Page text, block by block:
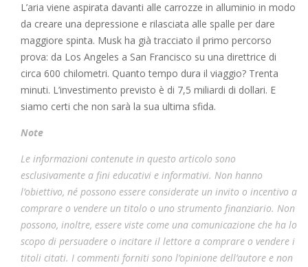
L’aria viene aspirata davanti alle carrozze in alluminio in modo
da creare una depressione e rilasciata alle spalle per dare
maggiore spinta. Musk ha già tracciato il primo percorso
prova: da Los Angeles a San Francisco su una direttrice di
circa 600 chilometri. Quanto tempo dura il viaggio? Trenta
minuti. L’investimento previsto è di 7,5 miliardi di dollari. E
siamo certi che non sarà la sua ultima sfida.
Note
Le informazioni contenute in questo articolo sono
esclusivamente a fini educativi e informativi. Non hanno
l’obiettivo, né possono essere considerate un invito o incentivo a
comprare o vendere un titolo o uno strumento finanziario. Non
possono, inoltre, essere viste come una comunicazione che ha lo
scopo di persuadere o incitare il lettore a comprare o vendere i
titoli citati. I commenti forniti sono l’opinione dell’autore e non